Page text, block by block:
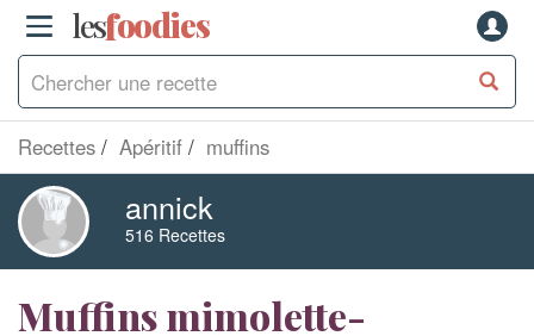
lesfoodies
Recettes Apéritif muffins
annick
516 Recettes
Muffins mimolette-